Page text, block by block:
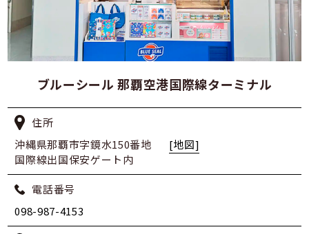
ブルーシール 那覇空港国際線ターミナル
住所
沖縄県那覇市字鏡水150番地
国際線出国保安ゲート内
[地図]
電話番号
098-987-4153